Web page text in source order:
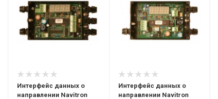
Интерфейс данных о
направлении Navitron
Интерфейс данных о
направлении Navitron